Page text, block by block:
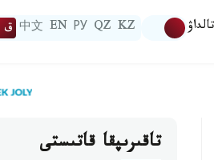
تالداۋ KZ
QZ
РУ
EN
中文 ق
تاقىرىپقا قاتىستى